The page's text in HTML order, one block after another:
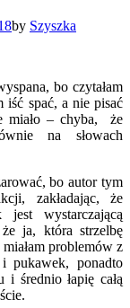
by Szyszka
bo czytałam
iść spać, a nie pisać
miało – chyba, że
na słowach
bo autor tym
zakładając, że
wystarczającą
ja, która strzelbę
problemów z
pukawek, ponadto
średnio łapię całą